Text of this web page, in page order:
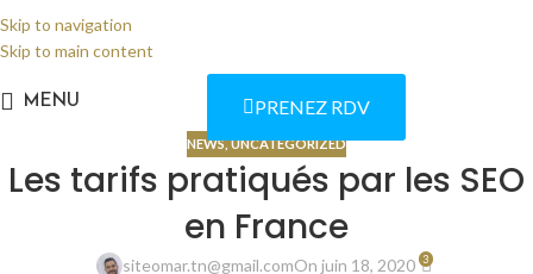
Skip to navigation
Skip to main content
MENU PRENEZ RDV
NEWS,UNCATEGORIZED
Les tarifs pratiqués par les SEO
en France
siteomar.tn@gmail.comOn juin 18, 2020 3